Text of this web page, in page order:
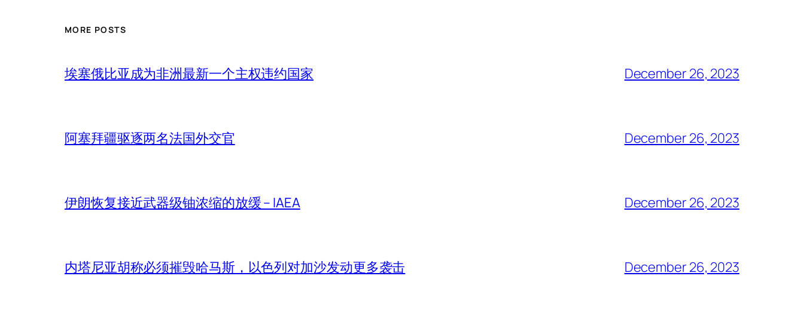
MORE POSTS
埃塞俄比亚成为非洲最新一个主权违约国家 December 26, 2023
阿塞拜疆驱逐两名法国外交官 December 26, 2023
伊朗恢复接近武器级铀浓缩的放缓 – IAEA December 26, 2023
内塔尼亚胡称必须摧毁哈马斯，以色列对加沙发动更多袭击 December 26, 2023